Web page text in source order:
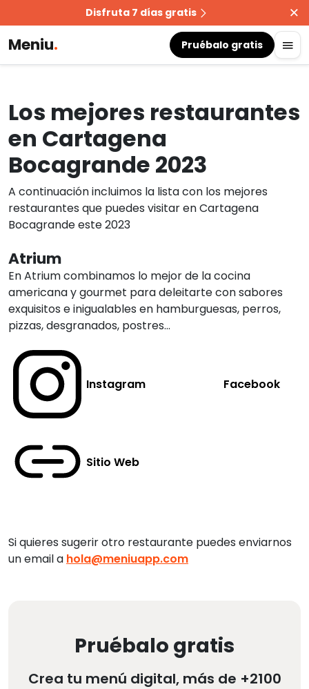
Disfruta 7 días gratis
Meniu. Pruébalo gratis
Los mejores restaurantes
en Cartagena
Bocagrande 2023
A continuación incluimos la lista con los mejores
restaurantes que puedes visitar en Cartagena
Bocagrande este 2023
Atrium
En Atrium combinamos lo mejor de la cocina
americana y gourmet para deleitarte con sabores
exquisitos e inigualables en hamburguesas, perros,
pizzas, desgranados, postres…
Instagram Facebook
Sitio Web
Si quieres sugerir otro restaurante puedes enviarnos
un email a hola@meniuapp.com
Pruébalo gratis
Crea tu menú digital, más de +2100